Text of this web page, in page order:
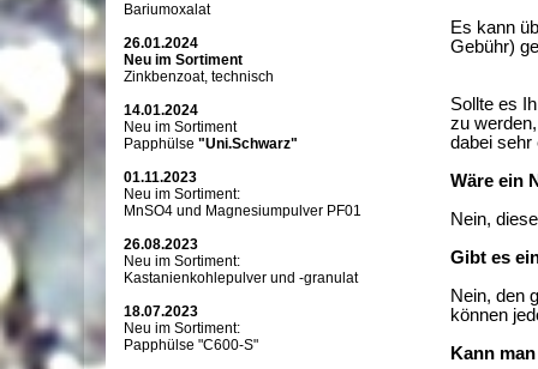
Es kann
Gebühr)
Sollte es
zu
dabei sehr
Wäre ein
Nein,
Gibt es
Nein, den
können
Kann
Bariumoxalat
26.01.2024
Neu im Sortiment
Zinkbenzoat, technisch
14.01.2024
Neu im Sortiment
Papphülse "Uni.Schwarz"
01.11.2023
Neu im Sortiment:
MnSO4 und Magnesiumpulver PF01
26.08.2023
Neu im Sortiment:
Kastanienkohlepulver und -granulat
18.07.2023
Neu im Sortiment:
Papphülse "C600-S"